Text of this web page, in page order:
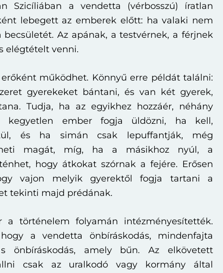
Szicíliában a vendetta (vérbosszú) íratlan
lebegett az emberek előtt: ha valaki nem
becsületét. Az apának, a testvérnek, a férjnek
elégtételt venni.
működhet. Könnyű erre példát találni:
gyerekeket bántani, és van két gyerek,
Tudja, ha az egyikhez hozzáér, néhány
kegyetlen ember fogja üldözni, ha kell,
és ha simán csak lepuffantják, még
magát, míg, ha a másikhoz nyúl, a
hogy átkokat szórnak a fejére. Erősen
vajon melyik gyerektől fogja tartani a
tekinti majd prédának.
a történelem folyamán intézményesítették.
a vendetta önbíráskodás, mindenfajta
önbíráskodás, amely bűn. Az elkövetett
csak az uralkodó vagy kormány által